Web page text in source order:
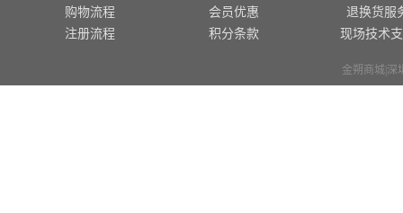
购物流程
注册流程
会员优惠
积分条款
退换货服
现场技术
金朔商城|深